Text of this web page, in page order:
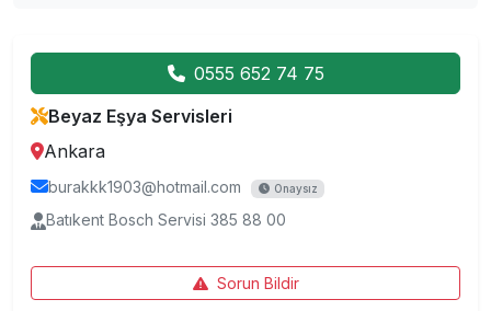
0555 652 74 75
Beyaz Eşya Servisleri
Ankara
burakkk1903@hotmail.com Onaysız
Batıkent Bosch Servisi 385 88 00
Sorun Bildir